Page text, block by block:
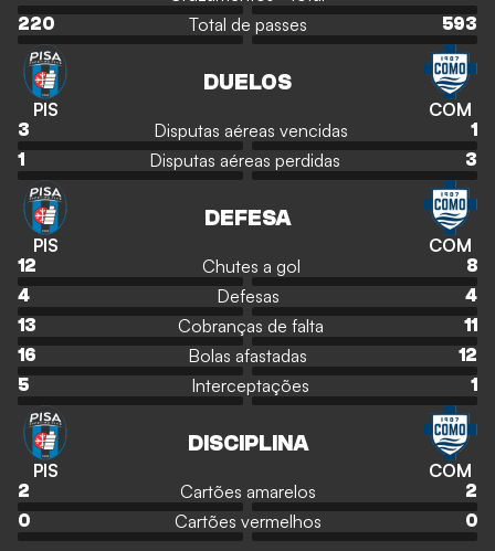
220
Total de passes 593
PIS
DUELOS
COM
3 Disputas aéreas vencidas
1
1
Disputas aéreas perdidas 3
PIS
DEFESA
COM
12 Chutes a gol
8
4
Defesas
4
13
Cobranças de falta
11
16
Bolas afastadas
12
5
Interceptações 1
PIS
DISCIPLINA
COM
2 Cartões amarelos
2
0
Cartões vermelhos 0